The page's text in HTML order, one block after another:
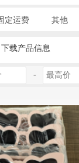
定运费 其他
下载产品信息
-